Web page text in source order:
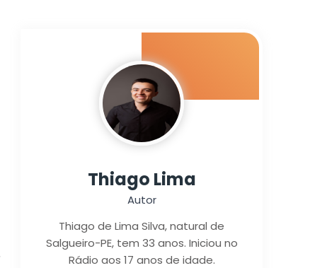
Thiago Lima
Autor
Thiago de Lima Silva, natural de
Salgueiro-PE, tem 33 anos. Iniciou no
Rádio aos 17 anos de idade.